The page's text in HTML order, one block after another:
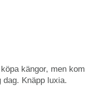
kängor, men kom
dag. Knäpp luxia.